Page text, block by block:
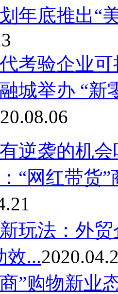
年底推出“
考验企业
城举办 “新
逆袭的机会
“网红带货
玩法：外
效...
”购物新业